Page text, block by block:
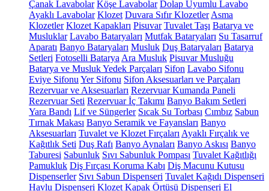
Çanak Lavabolar Köşe Lavabolar Dolap Uyumlu Lavabo
Ayaklı Lavabolar Klozet Duvara Sıfır Klozetler Asma
Klozetler Klozet Kapakları Pisuvar Tuvalet Taşı Batarya ve
Musluklar Lavabo Bataryaları Mutfak Bataryaları Su Tasarruf
Aparatı Banyo Bataryaları Musluk Duş Bataryaları Batarya
Setleri Fotoselli Batarya Ara Musluk Pisuvar Musluğu
Batarya ve Musluk Yedek Parçaları Sifon Lavabo Sifonu
Eviye Sifonu Yer Sifonu Sifon Aksesuarları ve Parçaları
Rezervuar ve Aksesuarları Rezervuar Kumanda Paneli
Rezervuar Seti Rezervuar İç Takımı Banyo Bakım Setleri
Yara Bandı Lif ve Süngerler Sıcak Su Torbası Cımbız Sabun
Tırnak Makası Banyo Seramik ve Fayansları Banyo
Aksesuarları Tuvalet ve Klozet Fırçaları Ayaklı Fırçalık ve
Kağıtlık Seti Duş Rafı Banyo Aynaları Banyo Askısı Banyo
Taburesi Sabunluk Sıvı Sabunluk Pompası Tuvalet Kağıtlığı
Pamukluk Diş Fırçası Koruma Kabı Diş Macunu Kutusu
Dispenserler Sıvı Sabun Dispenseri Tuvalet Kağıdı Dispenseri
Havlu Dispenseri Klozet Kapak Örtüsü Dispenseri El